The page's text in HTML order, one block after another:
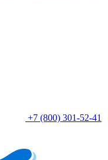
+7 (800) 301-52-41